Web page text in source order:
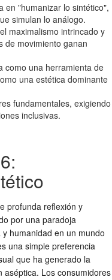
en "humanizar lo sintético",
simulan lo análogo.
maximalismo intrincado y
de movimiento ganan
como una herramienta de
una estética dominante
fundamentales, exigiendo
inclusivas.
profunda reflexión y
por una paradoja
humanidad en un mundo
una simple preferencia
que ha generado la
aséptica. Los consumidores